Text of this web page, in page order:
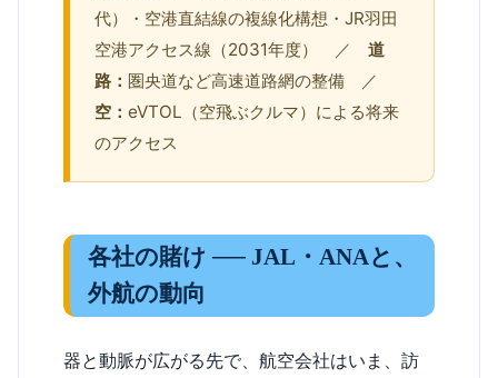
代）・空港直結線の複線化構想・JR羽田
空港アクセス線（2031年度） ／ 道
路： 圏央道など高速道路網の整備 ／
空： eVTOL（空飛ぶクルマ）による将来
のアクセス
各社の賭け ── JAL・ANAと、
外航の動向
器と動脈が広がる先で、航空会社はいま、訪